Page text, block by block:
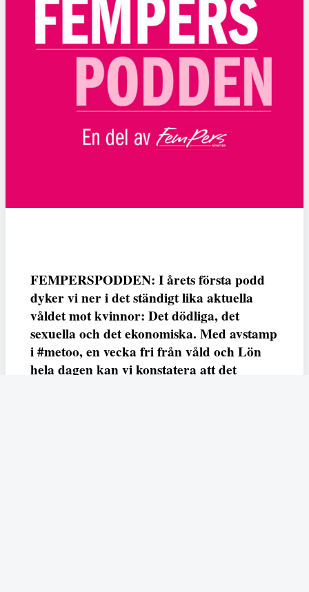
FEMPERSPODDEN: I årets första podd
dyker vi ner i det ständigt lika aktuella
våldet mot kvinnor: Det dödliga, det
sexuella och det ekonomiska. Med avstamp
i #metoo, en vecka fri från våld och Lön
hela dagen kan vi konstatera att det